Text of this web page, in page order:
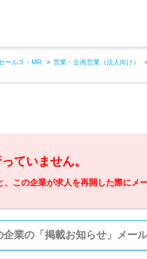
ールス・MR 営業・企画営業（法人向け）
ていません。
、この企業が求人を再開した際にメ
企業の「掲載お知らせ」メー